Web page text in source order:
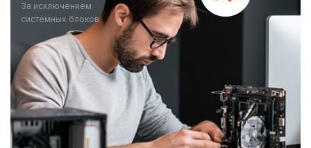
За исключением
системных блоков